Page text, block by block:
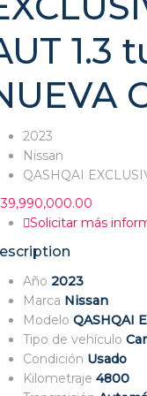
1.3
2023
Nissan
QASHQAI
Solicitar más
Año 2023
Marca Nissan
Modelo QASHQAI
Tipo de vehículo
Condición Usado
Kilometraje 4800